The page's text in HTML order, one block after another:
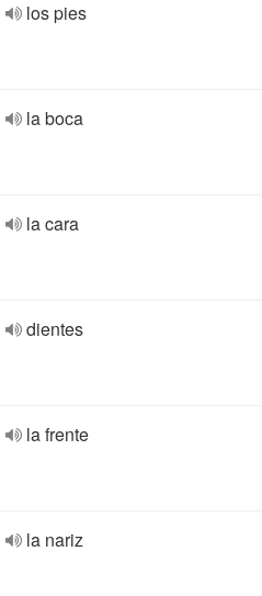
los pies
la boca
la cara
dientes
la frente
la nariz